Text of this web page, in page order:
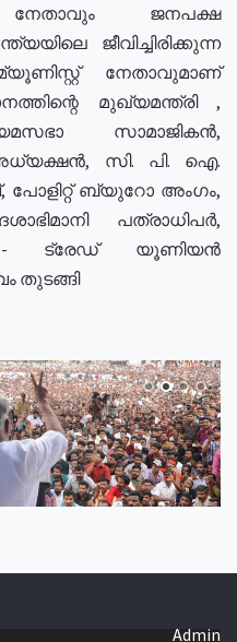
ജനപക്ഷ
ജീവിച്ചിരിക്കുന്ന
നേതാവുമാണ്
മുഖ്യമന്ത്രി ,
സാമാജികൻ,
അധ്യക്ഷൻ, സി. പി. ഐ.
പോളിറ്റ് ബ്യുറോ അംഗം,
പത്രാധിപർ,
- ട്രേഡ് യൂണിയൻ
തുടങ്ങി
Admin